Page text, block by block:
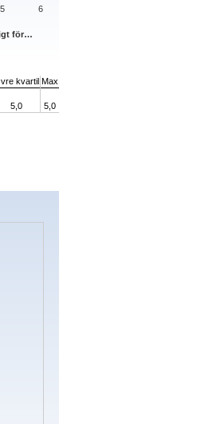
för…
5 6
kvartil Max
5,0 5,0